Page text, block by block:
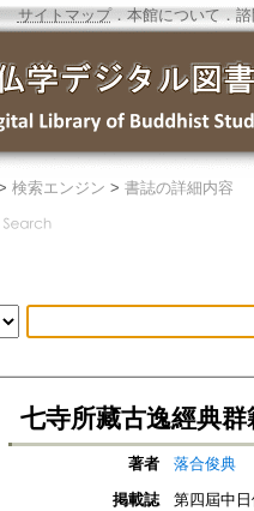
サイトマップ．本館について ．
検索エンジン > 書誌の詳細内容
七寺所藏古逸經典
著者
落合俊典
掲載誌
第四屆中